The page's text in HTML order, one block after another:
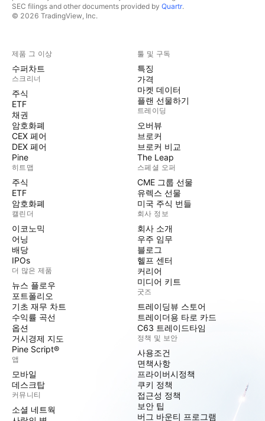
SEC filings and other documents provided by Quartr.
© 2026 TradingView, Inc.
제품 그 이상
수퍼차트
스크리너
주식
ETF
채권
암호화폐
CEX 페어
DEX 페어
Pine
히트맵
주식
ETF
암호화폐
캘린더
이코노믹
어닝
배당
IPOs
더 많은 제품
뉴스 플로우
포트폴리오
기초 재무 차트
수익률 곡선
옵션
거시경제 지도
Pine Script®
앱
모바일
데스크탑
커뮤니티
소셜 네트웍
툴 및 구독
특징
가격
마켓 데이터
플랜 선물하기
트레이딩
오버뷰
브로커
브로커 비교
The Leap
스페셜 오퍼
CME 그룹 선물
유렉스 선물
미국 주식 번들
회사 정보
회사 소개
우주 임무
블로그
헬프 센터
커리어
미디어 키트
굿즈
트레이딩뷰 스토어
트레이더용 타로 카드
C63 트레이드타임
정책 및 보안
사용조건
면책사항
프라이버시정책
쿠키 정책
접근성 정책
보안 팁
버그 바운티 프로그램